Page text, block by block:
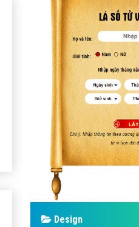
Quảng cáo TVC
Quảng cáo Cốc Cốc
Phần mềm ứng dụng hay
Dịch vụ Domain & Hosting
Hỏi đáp phần mềm
Hỏi đáp quảng cáo TVC
Hỏi đáp quảng cáo mobile
Hỏi đáp quảng cáo Online
Hỏi đáp quảng cáo Skype
Design